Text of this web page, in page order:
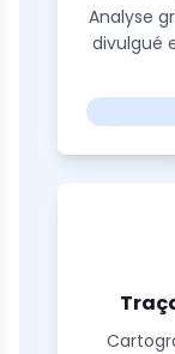
Analyse
divulgué